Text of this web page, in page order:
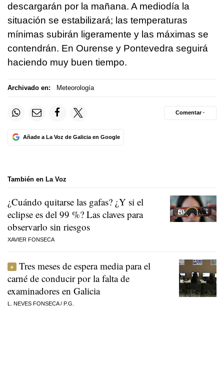
descargarán por la mañana. A mediodía la
situación se estabilizará; las temperaturas
mínimas subirán ligeramente y las máximas se
contendrán. En Ourense y Pontevedra seguirá
haciendo muy buen tiempo.
Archivado en: Meteorología
Añade a La Voz de Galicia en Google
Comentar ·
También en La Voz
¿Cuándo quitarse las gafas? ¿Y si el
eclipse es del 99 %? Las claves para
observarlo sin riesgos
XAVIER FONSECA
Tres meses de espera media para el
carné de conducir por la falta de
examinadores en Galicia
L. NEVES FONSECA/ P.G.